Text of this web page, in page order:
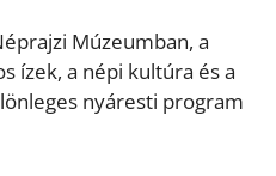
Múzeumban, a
ízek, a népi kultúra és a
nyáresti program